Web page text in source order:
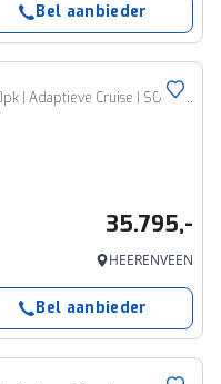
Bel aanbieder
2.5 FHEV ST-Line Hybride Automaat 190pk | Adaptieve Cruise | SONY Audio | Dode hoeksensoren | Full LED Koplampen | Elektrische Achterklep | WinterPack
35.795,-
HEERENVEEN
Bel aanbieder